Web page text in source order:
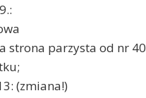
strona parzysta od nr 40
(zmiana!)